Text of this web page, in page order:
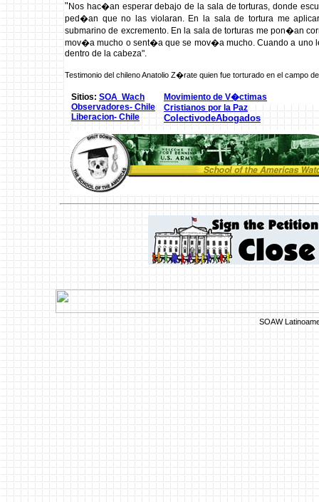
" Nos hac�an esperar debajo de la sala de torturas, donde
ped�an que no las violaran. En la sala de tortura me
submarino de excremento. En la sala de torturas me pon�an
mov�a mucho o sent�a que se mov�a mucho. Cuando a uno
dentro de la cabeza".
Testimonio del chileno Anatolio Z�rate quien fue torturado en el campo
Sitios: SOA Wach
Observadores- Chile
Liberacion- Chile
Movimiento de V�ctimas
Cristianos por la Paz
ColectivodeAbogados
SOAW